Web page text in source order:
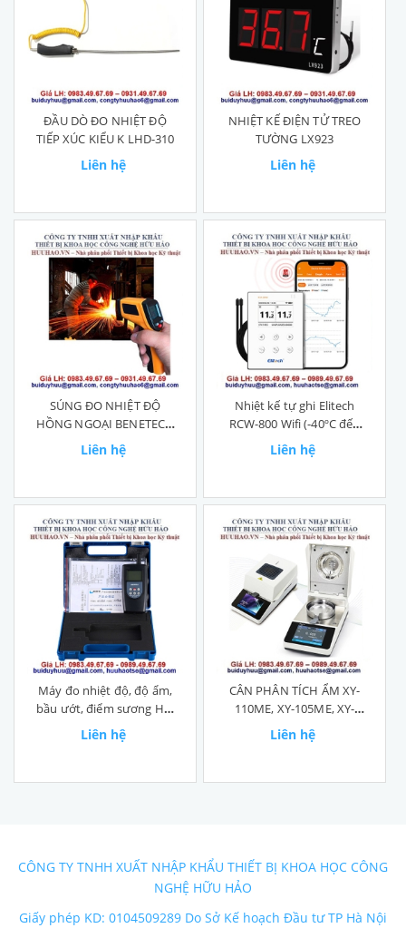
ĐẦU DÒ ĐO NHIỆT ĐỘ
TIẾP XÚC KIỂU K LHD-310
Liên hệ
NHIỆT KẾ ĐIỆN TỬ TREO
TƯỜNG LX923
Liên hệ
SÚNG ĐO NHIỆT ĐỘ
HỒNG NGOẠI BENETECH
GM550
Liên hệ
Nhiệt kế tự ghi Elitech
RCW-800 Wifi (-40ºC đến
80ºC)
Liên hệ
Máy đo nhiệt độ, độ ẩm,
bầu ướt, điểm sương HT-
1292D
Liên hệ
CÂN PHÂN TÍCH ẨM XY-
110ME, XY-105ME, XY-
101ME
Liên hệ
CÔNG TY TNHH XUẤT NHẬP KHẨU THIẾT BỊ KHOA HỌC CÔNG
NGHỆ HỮU HẢO
Giấy phép KD: 0104509289 Do Sở Kế hoạch Đầu tư TP Hà Nội